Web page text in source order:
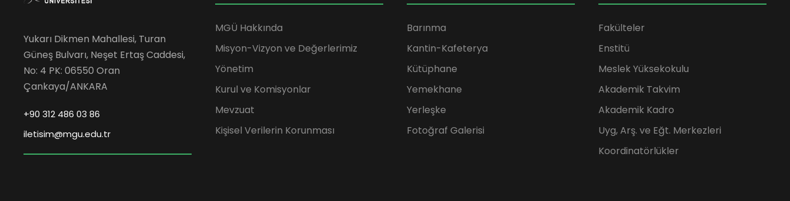
Yukarı Dikmen Mahallesi, Turan
Güneş Bulvarı, Neşet Ertaş Caddesi,
No: 4 PK: 06550 Oran
Çankaya/ANKARA
+90 312 486 03 86
iletisim@mgu.edu.tr
MGÜ Hakkında
Misyon-Vizyon ve Değerlerimiz
Yönetim
Kurul ve Komisyonlar
Mevzuat
Kişisel Verilerin Korunması
Barınma
Kantin-Kafeterya
Kütüphane
Yemekhane
Yerleşke
Fotoğraf Galerisi
Fakülteler
Enstitü
Meslek Yüksekokulu
Akademik Takvim
Akademik Kadro
Uyg, Arş. ve Eğt. Merkezleri
Koordinatörlükler